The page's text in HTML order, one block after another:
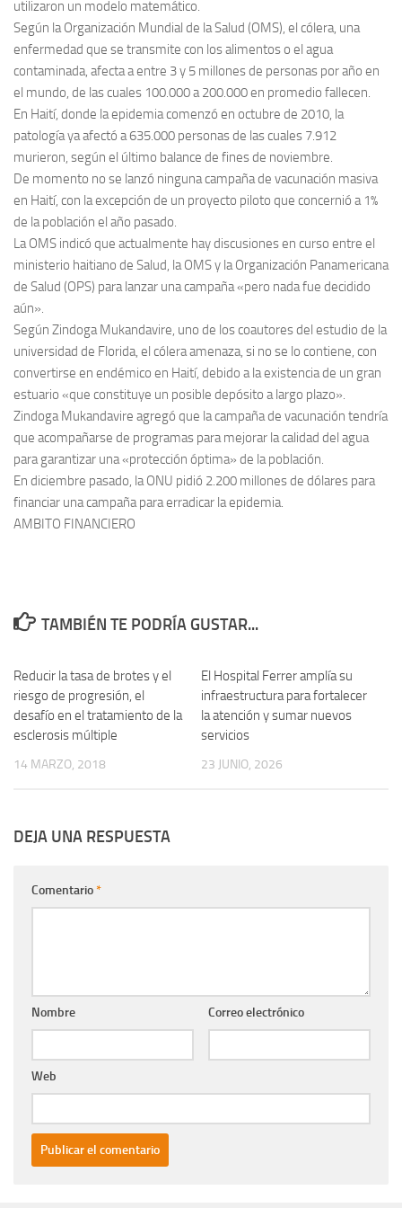
utilizaron un modelo matemático.
Según la Organización Mundial de la Salud (OMS), el cólera, una
enfermedad que se transmite con los alimentos o el agua
contaminada, afecta a entre 3 y 5 millones de personas por año en
el mundo, de las cuales 100.000 a 200.000 en promedio fallecen.
En Haití, donde la epidemia comenzó en octubre de 2010, la
patología ya afectó a 635.000 personas de las cuales 7.912
murieron, según el último balance de fines de noviembre.
De momento no se lanzó ninguna campaña de vacunación masiva
en Haití, con la excepción de un proyecto piloto que concernió a 1%
de la población el año pasado.
La OMS indicó que actualmente hay discusiones en curso entre el
ministerio haitiano de Salud, la OMS y la Organización Panamericana
de Salud (OPS) para lanzar una campaña «pero nada fue decidido
aún».
Según Zindoga Mukandavire, uno de los coautores del estudio de la
universidad de Florida, el cólera amenaza, si no se lo contiene, con
convertirse en endémico en Haití, debido a la existencia de un gran
estuario «que constituye un posible depósito a largo plazo».
Zindoga Mukandavire agregó que la campaña de vacunación tendría
que acompañarse de programas para mejorar la calidad del agua
para garantizar una «protección óptima» de la población.
En diciembre pasado, la ONU pidió 2.200 millones de dólares para
financiar una campaña para erradicar la epidemia.
AMBITO FINANCIERO
TAMBIÉN TE PODRÍA GUSTAR...
Reducir la tasa de brotes y el
riesgo de progresión, el
desafío en el tratamiento de la
esclerosis múltiple
14 MARZO, 2018
El Hospital Ferrer amplía su
infraestructura para fortalecer
la atención y sumar nuevos
servicios
23 JUNIO, 2026
DEJA UNA RESPUESTA
Comentario*
Nombre Correo electrónico
Web